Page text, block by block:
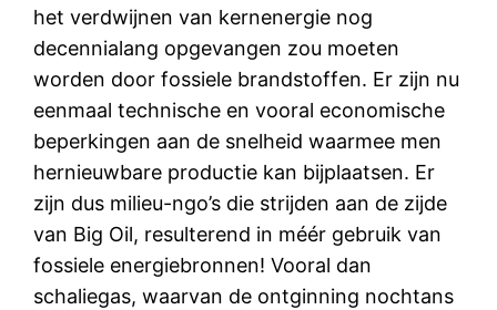
het verdwijnen van kernenergie nog
decennialang opgevangen zou moeten
worden door fossiele brandstoffen. Er zijn nu
eenmaal technische en vooral economische
beperkingen aan de snelheid waarmee men
hernieuwbare productie kan bijplaatsen. Er
zijn dus milieu-ngo’s die strijden aan de zijde
van Big Oil, resulterend in méér gebruik van
fossiele energiebronnen! Vooral dan
schaliegas, waarvan de ontginning nochtans